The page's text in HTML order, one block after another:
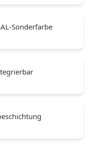
Sonderfarbe